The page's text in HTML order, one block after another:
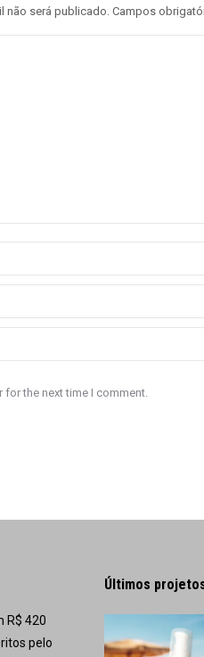
não será publicado. Campos
the next time I comment.
R$ 420
pelo
Últimos